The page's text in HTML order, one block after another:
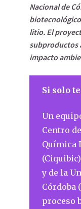
Nacional de
litio. El
subproductos
impacto
Si solo
Un
Centro
Química
y de la
Córdoba
proceso